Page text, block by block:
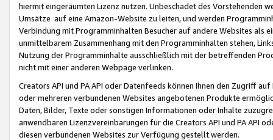
hiermit eingeräumten Lizenz nutzen. Unbeschadet des Vorstehenden
Umsätze auf eine Amazon-Website zu leiten, und werden
Verbindung mit Programminhalten Besucher auf andere Websites als
unmittelbarem Zusammenhang mit den Programminhalten stehen,
Nutzung der Programminhalte ausschließlich mit der betreffenden
nicht mit einer anderen Webpage verlinken.
Creators API und PA API oder Datenfeeds können Ihnen den Zugriff
oder mehreren verbundenen Websites angebotenen Produkte
Daten, Bilder, Texte oder sonstigen Informationen oder Inhalte
anwendbaren Lizenzvereinbarungen für die Creators API und PA API
diesen verbundenen Websites zur Verfügung gestellt werden.